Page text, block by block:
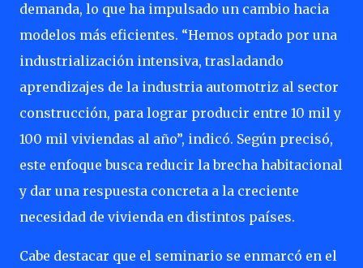
demanda, lo que ha impulsado un cambio hacia
modelos más eficientes. “Hemos optado por una
industrialización intensiva, trasladando
aprendizajes de la industria automotriz al sector
construcción, para lograr producir entre 10 mil y
100 mil viviendas al año”, indicó. Según precisó,
este enfoque busca reducir la brecha habitacional
y dar una respuesta concreta a la creciente
necesidad de vivienda en distintos países.
Cabe destacar que el seminario se enmarcó en el